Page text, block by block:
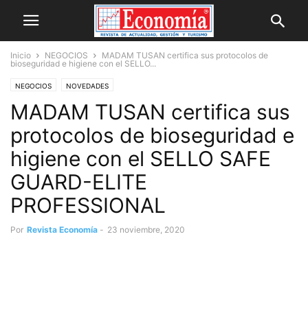
Inicio NEGOCIOS
MADAM TUSAN certifica sus protocolos de
bioseguridad e higiene con el SELLO...
NEGOCIOS NOVEDADES
MADAM TUSAN certifica sus
protocolos de bioseguridad e
higiene con el SELLO SAFE
GUARD-ELITE
PROFESSIONAL
Por Revista Economía - 23 noviembre, 2020